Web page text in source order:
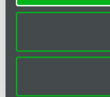
Ausführung